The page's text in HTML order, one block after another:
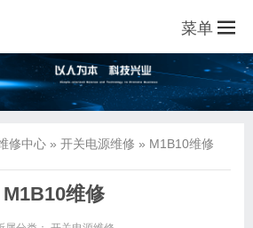
菜单
修中心 » 开关电源维修 » M1B10维修
M1B10维修